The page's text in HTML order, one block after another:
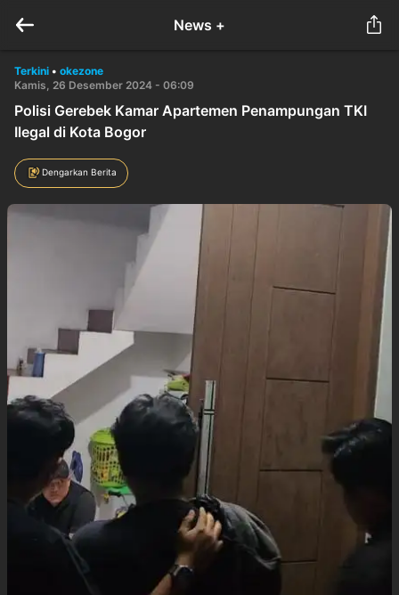
News +
Terkini • okezone
Kamis, 26 Desember 2024 - 06:09
Polisi Gerebek Kamar Apartemen Penampungan TKI
Ilegal di Kota Bogor
Dengarkan Berita